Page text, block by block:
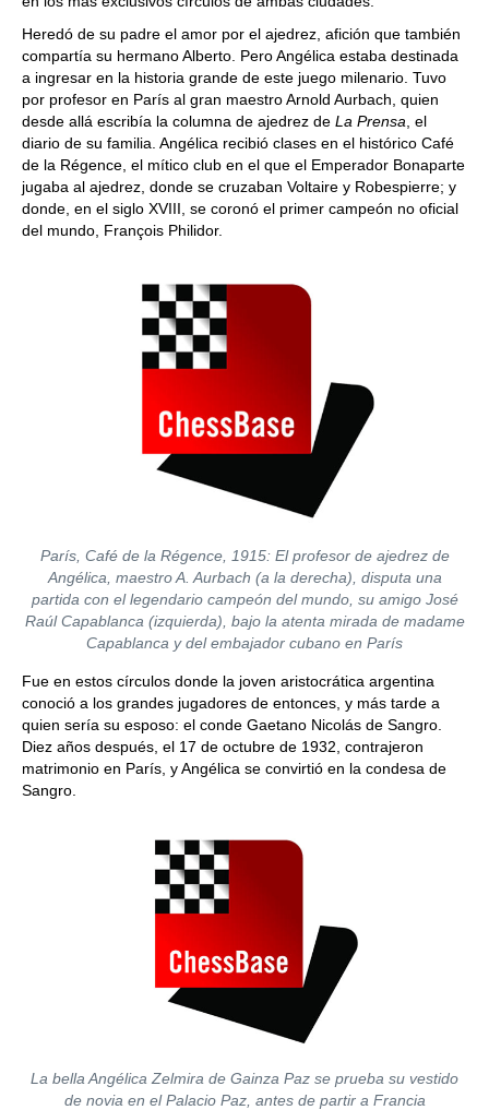
Heredó de su padre el amor por el ajedrez, afición que también
compartía su hermano Alberto. Pero Angélica estaba destinada
a ingresar en la historia grande de este juego milenario. Tuvo
por profesor en París al gran maestro Arnold Aurbach, quien
desde allá escribía la columna de ajedrez de La Prensa , el
diario de su familia. Angélica recibió clases en el histórico Café
de la Régence, el mítico club en el que el Emperador Bonaparte
jugaba al ajedrez, donde se cruzaban Voltaire y Robespierre; y
donde, en el siglo XVIII, se coronó el primer campeón no oficial
del mundo, François Philidor.
París, Café de la Régence, 1915: El profesor de ajedrez de
Angélica, maestro A. Aurbach (a la derecha), disputa una
partida con el legendario campeón del mundo, su amigo José
Raúl Capablanca (izquierda), bajo la atenta mirada de madame
Capablanca y del embajador cubano en París
Fue en estos círculos donde la joven aristocrática argentina
conoció a los grandes jugadores de entonces, y más tarde a
quien sería su esposo: el conde Gaetano Nicolás de Sangro.
Diez años después, el 17 de octubre de 1932, contrajeron
matrimonio en París, y Angélica se convirtió en la condesa de
Sangro.
La bella Angélica Zelmira de Gainza Paz se prueba su vestido
de novia en el Palacio Paz, antes de partir a Francia